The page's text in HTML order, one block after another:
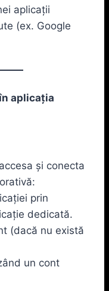
aplicații
(ex. Google
aplicația
și conecta
prin
dedicată.
(dacă nu există
un cont